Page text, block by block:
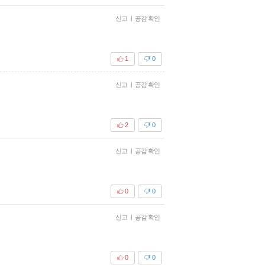
신고 | 공감 확인
0
1
신고 | 공감 확인
0
2
신고 | 공감 확인
0
0
신고 | 공감 확인
0
0